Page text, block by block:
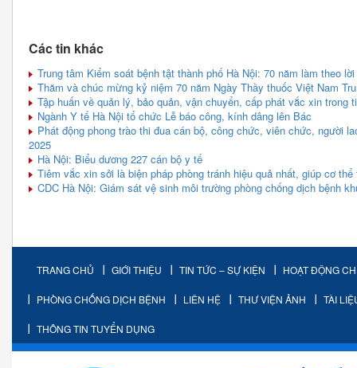
Các tin khác
Trung tâm Kiểm soát bệnh tật thành phố Hà Nội: 70 năm làm theo
Thăm và chúc mừng kỷ niệm 70 năm Ngày Thầy thuốc Việt Nam
Tập huấn về quản lý, bảo quản, vận chuyển, cấp phát vắc xin trong
Ngành Y tế Hà Nội tổ chức Lễ báo công, kính dâng lên Bác
Phát động phong trào thi đua cán bộ, công chức, viên chức, người
2025
Hà Nội: Biểu dương 227 cán bộ y tế
Tiêm vắc xin sởi là biện pháp phòng tránh hiệu quả nhất, giúp cơ
CDC Hà Nội: Giám sát vệ sinh môi trường phòng chống dịch bệnh
TRANG CHỦ GIỚI THIỆU TIN TỨC – SỰ KIỆN HOẠT ĐỘNG
PHÒNG CHỐNG DỊCH BỆNH LIÊN HỆ THƯ VIỆN ẢNH TÀI
THÔNG TIN TUYỂN DỤNG